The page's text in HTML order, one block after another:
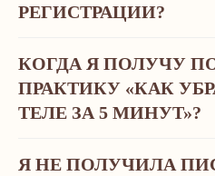
РЕГИСТРАЦИИ?
КОГДА Я ПОЛУЧУ
ПРАКТИКУ «КАК
ТЕЛЕ ЗА 5 МИНУТ»?
Я НЕ ПОЛУЧИЛА